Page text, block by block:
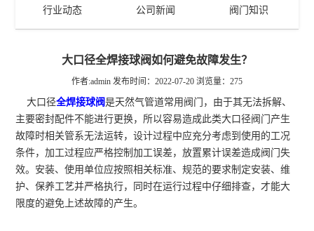
行业动态 公司新闻 阀门知识
大口径全焊接球阀如何避免故障发生？
作者:admin 发布时间：2022-07-20 浏览量：275
大口径全焊接球阀是天然气管道常用阀门，由于其无法拆解、
主要密封配件不能进行更换，所以容易造成此类大口径阀门产生
故障时相关管系无法运转，设计过程中应充分考虑到使用的工况
条件，加工过程应严格控制加工误差，放置累计误差造成阀门失
效。安装、使用单位应按照相关标准、规范的要求制定安装、维
护、保养工艺并严格执行，同时在运行过程中仔细排查，才能大
限度的避免上述故障的产生。